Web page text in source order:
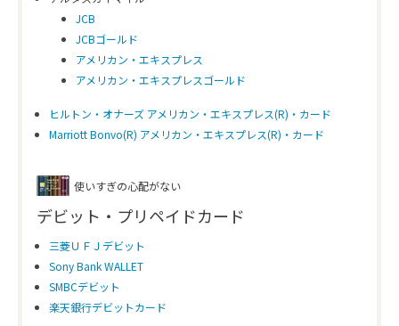
JCB
JCBゴールド
アメリカン・エキスプレス
アメリカン・エキスプレスゴールド
ヒルトン・オナーズ アメリカン・エキスプレス(R)・カード
Marriott Bonvo(R) アメリカン・エキスプレス(R)・カード
使いすぎの心配がない
デビット・プリペイドカード
三菱ＵＦＪデビット
Sony Bank WALLET
SMBCデビット
楽天銀行デビットカード